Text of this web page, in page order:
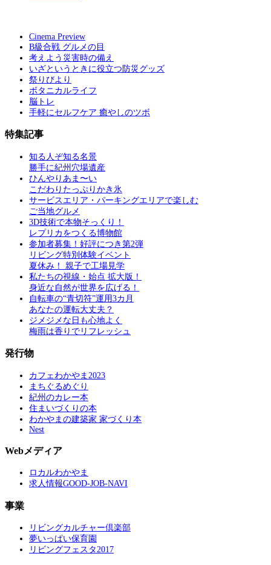
Cinema Preview
B級合戦 グルメの目
考えよう災害時の備え
いざというときに役立つ防災グッズ
祭りびより
ボタニカルライフ
脳トレ
手軽にセルフケア 癒やしのツボ
特集記事
知る人ぞ知る名景
勝手に紀州穴場遺産
ひんやりあま〜い
こだわりたっぷりかき氷
サービスエリア・パーキングエリアで楽しむ
ご当地グルメ
3D技術で本物そっくり！
レプリカをつくる博物館
参加者募集！好評につき第2弾
リビング特別体験イベント
夏休み！ 親子で工場見学
私たちの視線・始点 拡大版！
身近な自然が世界を広げる！
自転車の“青切符”運用3カ月
あなたの運転大丈夫？
ジメジメな日も心地よく
梅雨は香りでリフレッシュ
発行物
カフェわかやま2023
まちぐるめぐり
紀州のカレー本
住まいづくりの本
わかやまの建築家 家づくり本
Nest
Webメディア
ロカルわかやま
求人情報GOOD-JOB-NAVI
事業
リビングカルチャー倶楽部
夢いっぱい保育園
リビングフェスタ2017